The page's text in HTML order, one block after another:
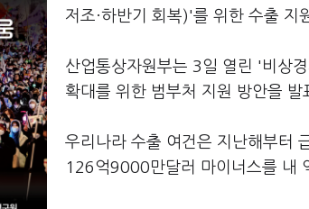
저조·하반기 회복)'를 위한 수출 지
산업통상자원부는 3일 열린 '비상
확대를 위한 범부처 지원 방안을 발
우리나라 수출 여건은 지난해부터
126억9000만달러 마이너스를 내